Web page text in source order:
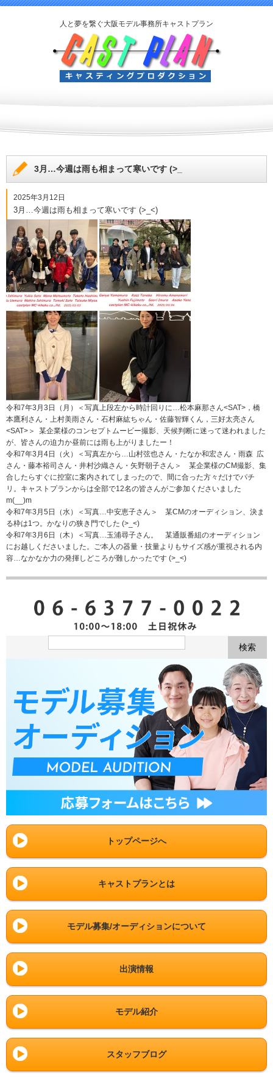
人と夢を繋ぐ大阪モデル事務所キャストプラン
3月…今週は雨も相まって寒いです (>_
2025年3月12日
3月…今週は雨も相まって寒いです (>_<)
令和7年3月3日（月）＜写真上段左から時計回りに…松本麻那さん<SAT>，橋
本鷹利さん・上村美雨さん・石村麻紘ちゃん・佐藤智輝くん，三好太亮さん
<SAT>＞ 某企業様のコンセプトムービー撮影、天候判断に迷って迷われました
が、皆さんの迫力か昼前には雨も上がりましたー！
令和7年3月4日（火）＜写真左から…山村弦也さん・たなか和宏さん・雨森 広
さん・藤本裕司さん・井村沙織さん・矢野朝子さん＞ 某企業様のCM撮影、集
合したらすぐに控室に案内されてしまったので、間に合った方々だけでパチ
リ。キャストプランからは全部で12名の皆さんがご参加くださいました
m(__)m
令和7年3月5日（水）＜写真…中安恵子さん＞ 某CMのオーディション、決ま
る枠は1つ。かなりの狭き門でした (>_<)
令和7年3月6日（木）＜写真…玉浦尋子さん。 某通販番組のオーディション
にお越しくださいました。ご本人の器量・技量よりもサイズ感が重視される内
容…なかなか力の発揮しどころが難しかったです (>_<)
トップページへ
キャストプランとは
モデル募集/オーディションについて
出演情報
モデル紹介
スタッフブログ